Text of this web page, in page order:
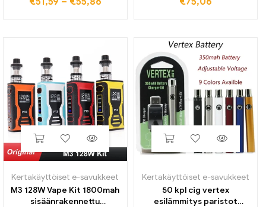
Ohm 2ml Tank USB
Jännite Akku Vape kynä
Kertakäyttöiset e-savukkeet
M3 128W Vape Kit 1800mah
sisäänrakennettu
Kertakäyttöiset e-savukkeet
50 kpl cig vertex
esilämmitys paristot